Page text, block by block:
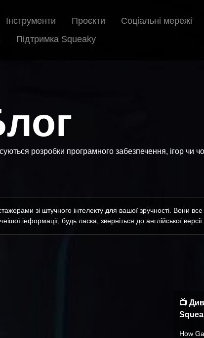
Інструменти Проєкти Соціальні мережі
Підтримка Squeaky
розробки програмного забезпечення, ігор чи
зі штучного інтелекту для вашої зручності. Вони
інформації, будь ласка, зверніться до англійської версії.
📺
How